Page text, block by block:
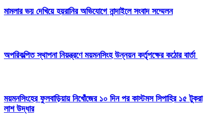
মামলার ভয় দেখিয়ে হয়রানির অভিযোগে নান্দাইলে সংবাদ সম্মেলন
অপরিকল্পিত স্থাপনা নিয়ন্ত্রণে ময়মনসিংহ উন্নয়ন কর্তৃপক্ষের কঠোর বার্তা
ময়মনসিংহের ফুলবাড়িয়ায় নিখোঁজের ১০ দিন পর কাস্টমস সিপাহির ১৫ টুকরা
লাশ উদ্ধার